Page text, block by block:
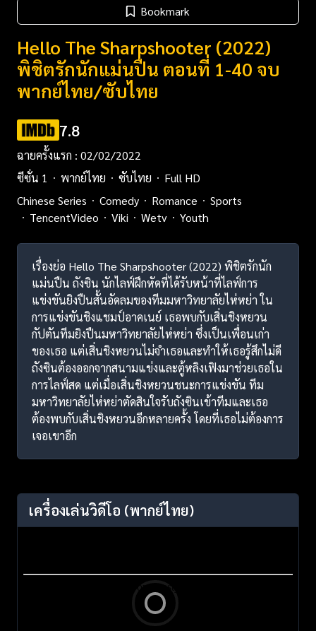
Bookmark
Hello The Sharpshooter (2022)
พิชิตรักนักแม่นปืน ตอนที่ 1-40 จบ
พากย์ไทย/ซับไทย
7.8
ฉายครั้งแรก : 02/02/2022
ซีซั่น 1
พากย์ไทย ซับไทย
Full HD
Chinese Series
Comedy Romance
Sports
TencentVideo
Viki Wetv Youth
เรื่องย่อ Hello The Sharpshooter (2022) พิชิตรักนัก
แม่นปืน ถังซิน นักไลฟ์ฝึกหัดที่ได้รับหน้าที่ไลฟ์การ
แข่งขันยิงปืนสั้นอัดลมของทีมมหาวิทยาลัยไห่หย่า ใน
การแข่งขันชิงแชมป์อาคเนย์ เธอพบกับเสิ่นชิงหยวน
กัปตันทีมยิงปืนมหาวิทยาลัยไห่หย่า ซึ่งเป็นเพื่อนเก่า
ของเธอ แต่เสิ่นชิงหยวนไม่จำเธอและทำให้เธอรู้สึกไม่ดี
ถังซินต้องออกจากสนามแข่งและตู้หลิงเฟิงมาช่วยเธอใน
การไลฟ์สด แต่เมื่อเสิ่นชิงหยวนชนะการแข่งขัน ทีม
มหาวิทยาลัยไห่หย่าตัดสินใจรับถังซินเข้าทีมและเธอ
ต้องพบกับเสิ่นชิงหยวนอีกหลายครั้ง โดยที่เธอไม่ต้องการ
เจอเขาอีก
เครื่องเล่นวิดีโอ (พากย์ไทย)